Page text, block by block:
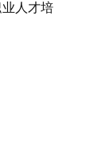
人才培